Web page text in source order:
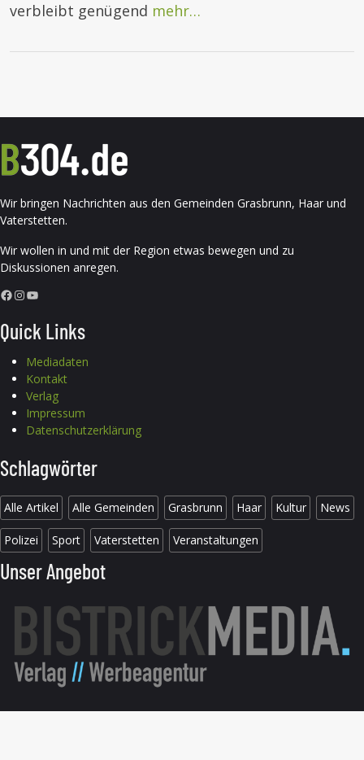
verbleibt genügend mehr…
Wir bringen Nachrichten aus den Gemeinden Grasbrunn, Haar und
Vaterstetten.
Wir wollen in und mit der Region etwas bewegen und zu
Diskussionen anregen.
Facebook InstagramYouTube
Quick Links
Mediadaten
Kontakt
Verlag
Impressum
Datenschutzerklärung
Schlagwörter
Alle Artikel Alle Gemeinden Grasbrunn Haar Kultur News
Polizei Sport Vaterstetten Veranstaltungen
Unser Angebot